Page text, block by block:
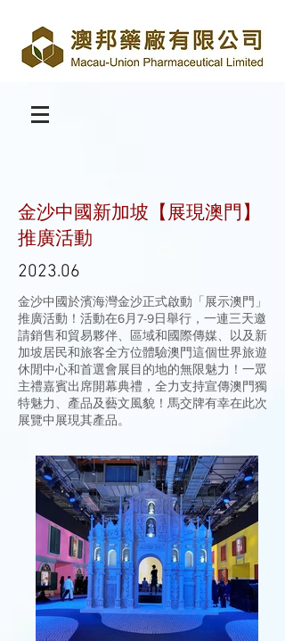
金沙中國新加坡【展現澳門】
推廣活動
2023.06
金沙中國於濱海灣金沙正式啟動「展示澳門」
推廣活動！活動在6月7-9日舉行，一連三天邀
請銷售和貿易夥伴、區域和國際傳媒、以及新
加坡居民和旅客全方位體驗澳門這個世界旅遊
休閒中心和首選會展目的地的無限魅力！一眾
主禮嘉賓出席開幕典禮，全力支持宣傳澳門獨
特魅力、產品及藝文風貌！​馬交牌有幸在此次
展覽中展現其產品。